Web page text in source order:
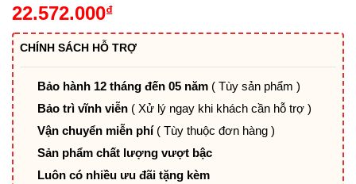
22.572.000₫
CHÍNH SÁCH HỖ TRỢ
Bảo hành 12 tháng đến 05 năm ( Tùy sản phẩm )
Bảo trì vĩnh viễn ( Xử lý ngay khi khách cần hỗ trợ )
Vận chuyển miễn phí ( Tùy thuộc đơn hàng )
Sản phẩm chất lượng vượt bậc
Luôn có nhiều ưu đãi tặng kèm